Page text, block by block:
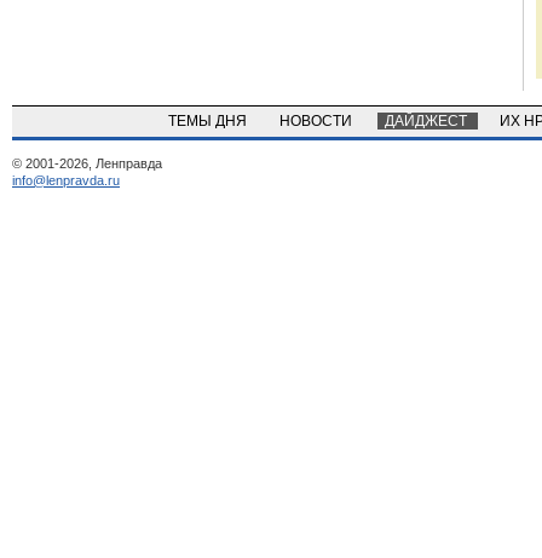
ТЕМЫ ДНЯ НОВОСТИ ДАЙДЖЕСТ ИХ
© 2001-2026, Ленправда
info@lenpravda.ru